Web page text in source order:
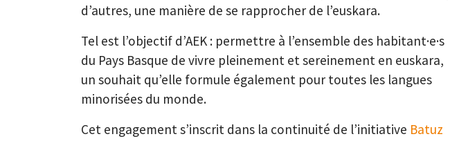
d’autres, une manière de se rapprocher de l’euskara.
Tel est l’objectif d’AEK : permettre à l’ensemble des habitant·e·s
du Pays Basque de vivre pleinement et sereinement en euskara,
un souhait qu’elle formule également pour toutes les langues
minorisées du monde.
Cet engagement s’inscrit dans la continuité de l’initiative Batuz